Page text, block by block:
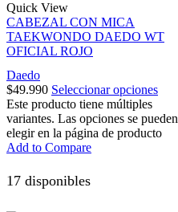
Quick View
CABEZAL CON MICA
TAEKWONDO DAEDO WT
OFICIAL ROJO
Daedo
$49.990 Seleccionar opciones
Este producto tiene múltiples
variantes. Las opciones se pueden
elegir en la página de producto
Add to Compare
17 disponibles